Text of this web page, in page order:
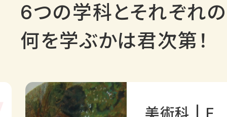
6つの学科とそれぞれの
何を学ぶかは君次第！